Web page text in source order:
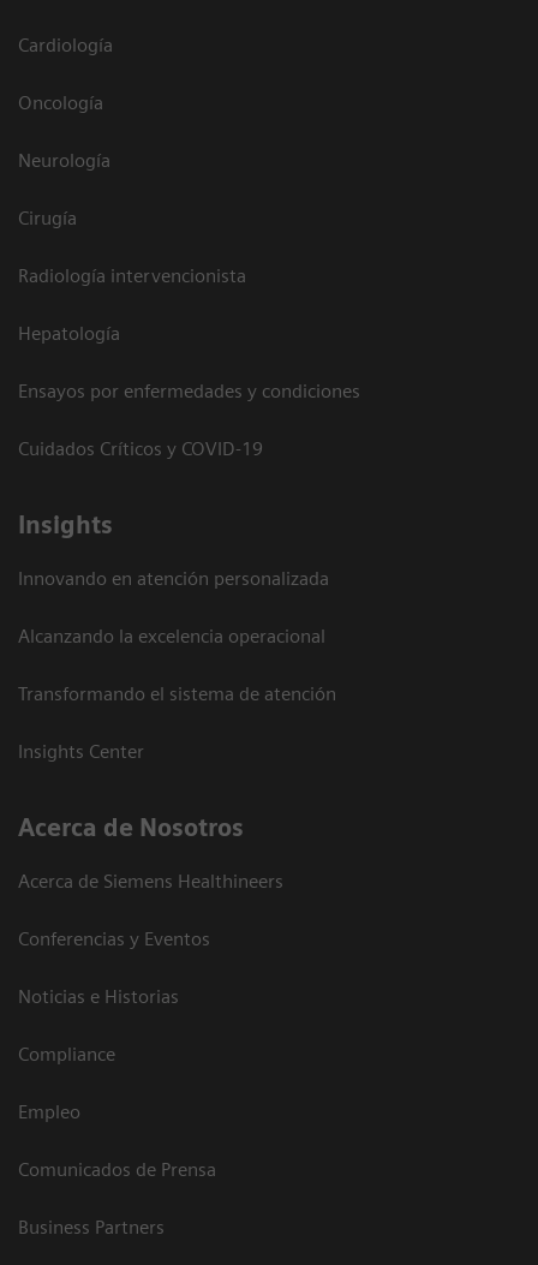
Cardiología
Oncología
Neurología
Cirugía
Radiología intervencionista
Hepatología
Ensayos por enfermedades y condiciones
Cuidados Críticos y COVID-19
Insights
Innovando en atención personalizada
Alcanzando la excelencia operacional
Transformando el sistema de atención
Insights Center
Acerca de Nosotros
Acerca de Siemens Healthineers
Conferencias y Eventos
Noticias e Historias
Compliance
Empleo
Comunicados de Prensa
Business Partners